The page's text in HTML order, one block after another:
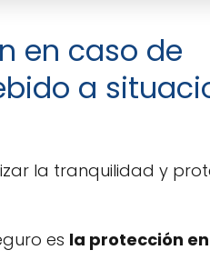
en caso de
a
la tranquilidad y
es la protección